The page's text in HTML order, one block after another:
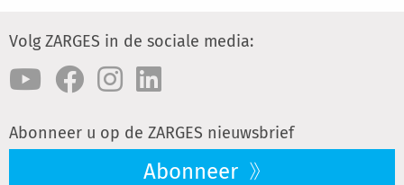
Volg ZARGES in de sociale media:
Abonneer u op de ZARGES nieuwsbrief
Abonneer